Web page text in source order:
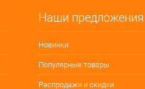
Наши предложения
Новинки
Популярные товары
Распродажи и скидки